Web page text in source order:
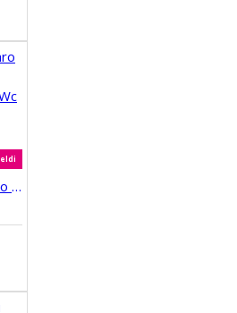
10 Adet 30x30cm Elvaro Seramik Desen Köpük Yapışkanlı Mutfak Banyo Wc Duvar Paneli Kağıdı CYCZT00215